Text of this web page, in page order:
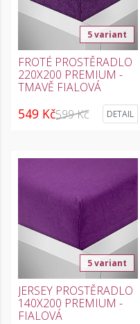
5 variant
FROTÉ PROSTĚRADLO
220X200 PREMIUM -
TMAVĚ FIALOVÁ
549 Kč599 Kč DETAIL
5 variant
JERSEY PROSTĚRADLO
140X200 PREMIUM -
FIALOVÁ